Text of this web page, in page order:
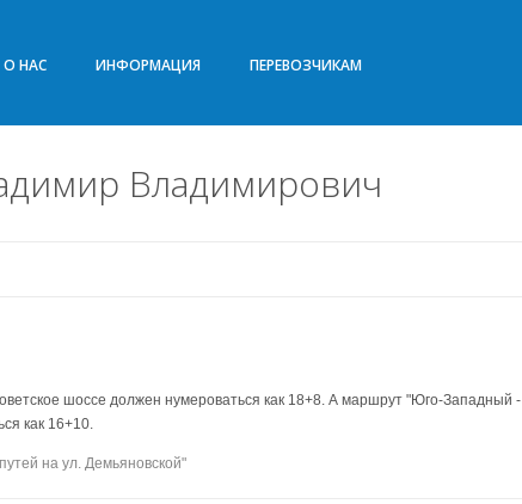
О НАС ИНФОРМАЦИЯ ПЕРЕВОЗЧИКАМ
Владимирович
шоссе должен нумероваться как 18+8. А маршрут "Юго-Западный -
как 16+10.
на ул. Демьяновской"